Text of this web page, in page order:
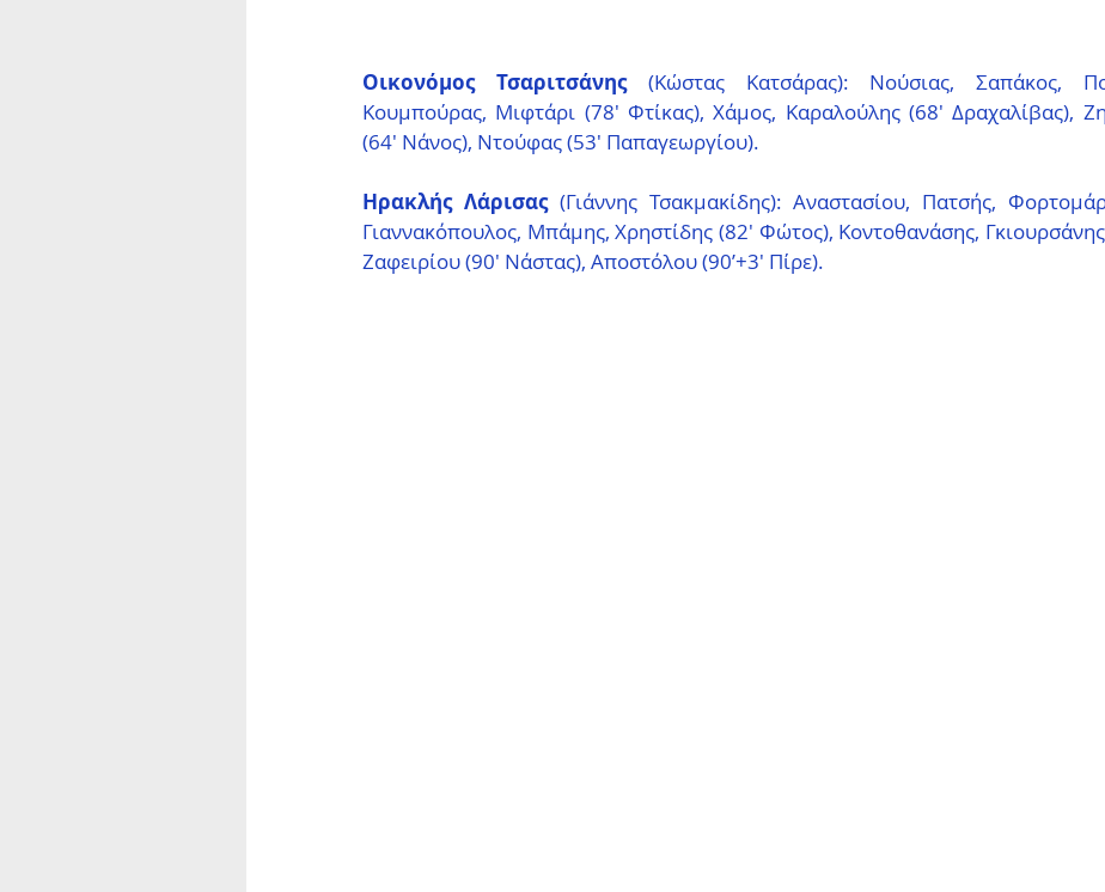
Οικονόμος Τσαριτσάνης (Κώστας Κατσάρας): Νούσιας, Σαπάκος,
Κουμπούρας, Μιφτάρι (78′ Φτίκας), Χάμος, Καραλούλης (68′ Δραχαλίβας),
(64′ Νάνος), Ντούφας (53′ Παπαγεωργίου).
Ηρακλής Λάρισας (Γιάννης Τσακμακίδης): Αναστασίου, Πατσής,
Γιαννακόπουλος, Μπάμης, Χρηστίδης (82′ Φώτος), Κοντοθανάσης,
Ζαφειρίου (90′ Νάστας), Αποστόλου (90’+3′ Πίρε).